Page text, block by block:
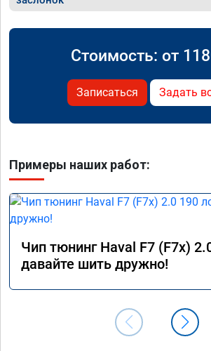
Стоимость: от
Записаться Задать
Примеры наших работ:
Чип тюнинг Haval F7 (F7x)
давайте шить дружно!